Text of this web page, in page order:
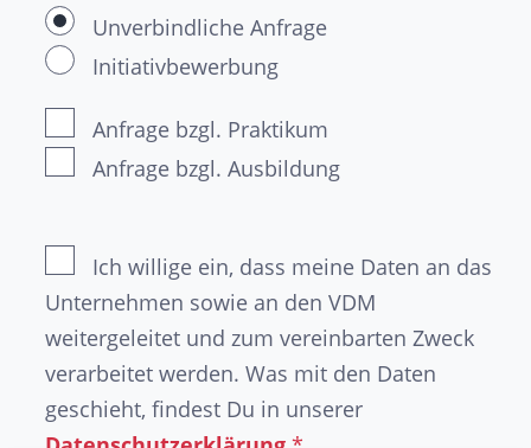
Unverbindliche Anfrage
Initiativbewerbung
Anfrage bzgl. Praktikum
Anfrage bzgl. Ausbildung
Ich willige ein, dass meine Daten an das
Unternehmen sowie an den VDM
weitergeleitet und zum vereinbarten Zweck
verarbeitet werden. Was mit den Daten
geschieht, findest Du in unserer